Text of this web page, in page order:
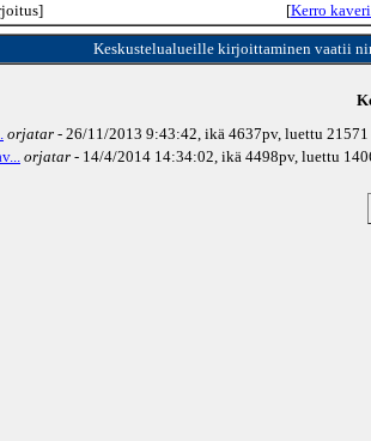
[Kerro
Keskustelualueille kirjoittaminen vaatii
orjatar - 26/11/2013 9:43:42, ikä 4637pv, luettu 21571
orjatar - 14/4/2014 14:34:02, ikä 4498pv, luettu